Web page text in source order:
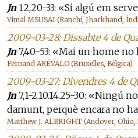
Jn12,20-33: «Si algú em
Vimal MSUSAI (Ranchi, Jharkhand,
2009-03-28: Dissabte 4 de
Jn7,40-53: «Mai un home no
Fernand ARÉVALO (Bruxelles, Bèlgica)
2009-03-27: Divendres 4 de
Jn7,1-2.10.14.25-30: «Ningú
damunt, perquè encara no
Matthew J. ALBRIGHT (Andover, Ohio,